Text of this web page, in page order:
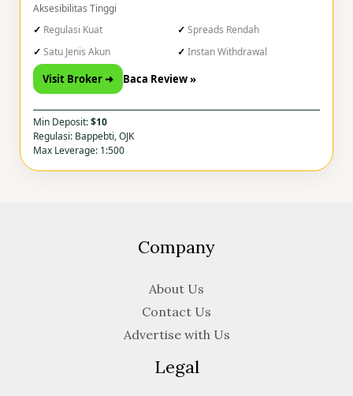
Aksesibilitas Tinggi
Regulasi Kuat
Spreads Rendah
Satu Jenis Akun
Instan Withdrawal
Visit Broker ➜ Baca Review »
Min Deposit:$10
Regulasi: Bappebti, OJK
Max Leverage: 1:500
Company
About Us
Contact Us
Advertise with Us
Legal